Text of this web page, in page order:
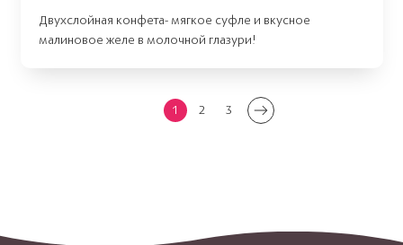
Двухслойная конфета- мягкое суфле и вкусное
малиновое желе в молочной глазури!
1 2 3